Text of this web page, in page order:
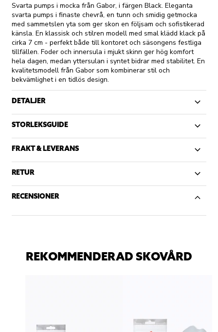
Svarta pumps i mocka från Gabor, i färgen Black. Eleganta
svarta pumps i finaste chevrå, en tunn och smidig getmocka
med sammetslen yta som ger skon en följsam och sofistikerad
känsla. En klassisk och stilren modell med smal klädd klack på
cirka 7 cm - perfekt både till kontoret och säsongens festliga
tillfällen. Foder och innersula i mjukt skinn ger hög komfort
hela dagen, medan yttersulan i syntet bidrar med stabilitet. En
kvalitetsmodell från Gabor som kombinerar stil och
bekvämlighet i en tidlös design.
DETALJER
STORLEKSGUIDE
FRAKT & LEVERANS
RETUR
RECENSIONER
REKOMMENDERAD SKOVÅRD